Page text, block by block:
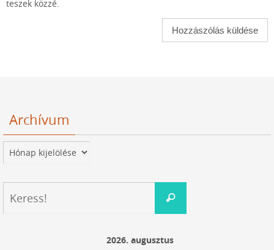
teszek közzé.
Archívum
Archívum
Keress!
2026. augusztus